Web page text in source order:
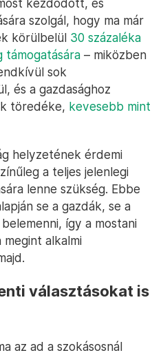
kezdődött, és
szolgál, hogy ma már
körülbelül 30 százaléka
támogatására – miközben
sok
és a gazdasághoz
töredéke, kevesebb mint
helyzetének érdemi
a teljes jelenlegi
lenne szükség. Ebbe
se a gazdák, se a
így a mostani
alkalmi
választásokat is
az ad a szokásosnál